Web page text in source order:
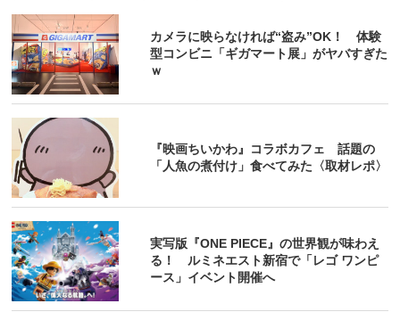
カメラに映らなければ“盗み”OK！ 体験
型コンビニ「ギガマート展」がヤバすぎた
ｗ
『映画ちいかわ』コラボカフェ 話題の
「人魚の煮付け」食べてみた〈取材レポ〉
実写版『ONE PIECE』の世界観が味わえ
る！ ルミネエスト新宿で「レゴ ワンピ
ース」イベント開催へ